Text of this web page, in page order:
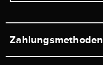
Zahlungsmethoden